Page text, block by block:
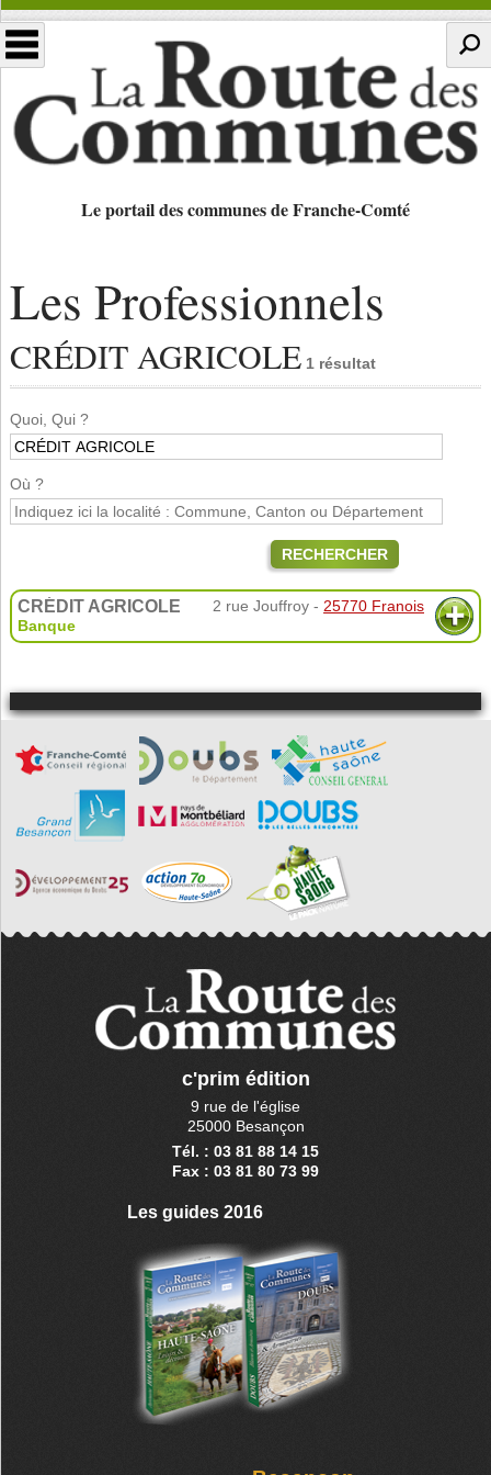
Le portail des communes de Franche-Comté
Les Professionnels
CRÉDIT AGRICOLE 1 résultat
Quoi, Qui ?
Où ?
RECHERCHER
CRÉDIT AGRICOLE 2 rue Jouffroy - 25770 Franois
Banque
c'prim édition
9 rue de l'église
25000 Besançon
Tél. : 03 81 88 14 15
Fax : 03 81 80 73 99
Les guides 2016